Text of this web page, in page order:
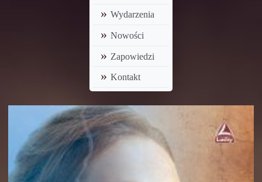
Wydarzenia
Nowości
Zapowiedzi
Kontakt